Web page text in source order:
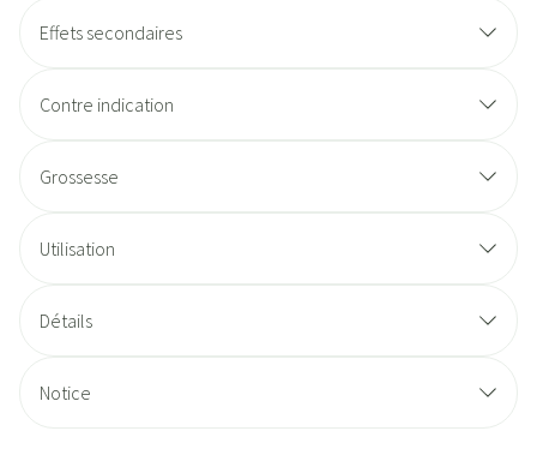
Effets secondaires
Contre indication
Grossesse
Utilisation
Détails
Notice